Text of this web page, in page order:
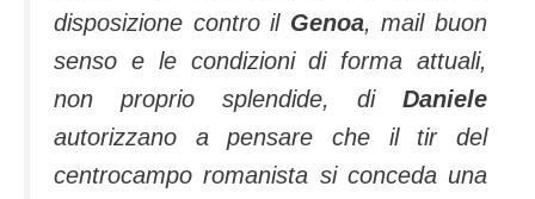
disposizione contro il Genoa, mail buon
senso e le condizioni di forma attuali,
non proprio splendide, di Daniele
autorizzano a pensare che il tir del
centrocampo romanista si conceda una